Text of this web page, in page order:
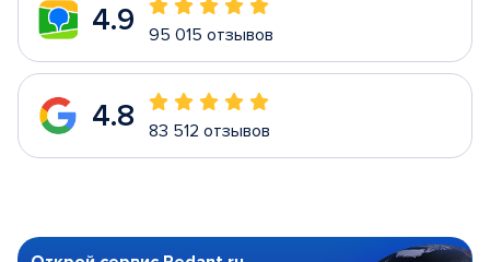
4.9 95 015 отзывов
4.8 83 512 отзывов